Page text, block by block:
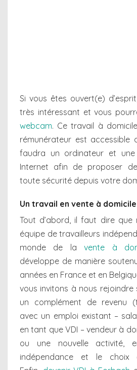
Si vous êtes ouvert(e)
très intéressant et vous
webcam. Ce travail à
rémunérateur est accessible
faudra un ordinateur et une
Internet afin de proposer
toute sécurité depuis votre
Un travail en vente à
Tout d’abord, il faut dire que
équipe de travailleurs
monde de lavente à
développe de manière
années en France et en
vous invitons à nous rejoindre
un complément de revenu
avec un emploi existant –
en tant que VDI – vendeur à
ou une nouvelle activité,
indépendance et le choix